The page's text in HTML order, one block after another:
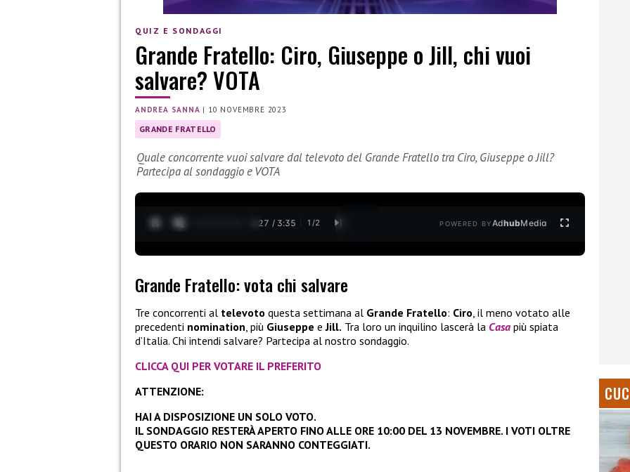
QUIZ E SONDAGGI
Grande Fratello: Ciro, Giuseppe o Jill, chi vuoi
salvare? VOTA
ANDREA SANNA | 10 NOVEMBRE 2023
GRANDE FRATELLO
Quale concorrente vuoi salvare dal televoto del Grande Fratello tra Ciro, Giuseppe o Jill?
Partecipa al sondaggio e VOTA
0:28 / 3:35 1 /2 POWERED BYAdhubMedia
Grande Fratello: vota chi salvare
Tre concorrenti al televoto questa settimana al Grande Fratello: Ciro, il meno votato alle
precedenti nomination, più Giuseppe eJill. Tra loro un inquilino lascerà la Casa più spiata
d’Italia. Chi intendi salvare? Partecipa al nostro sondaggio.
CLICCA QUI PER VOTARE IL PREFERITO
ATTENZIONE:
HAI A DISPOSIZIONE UN SOLO VOTO.
IL SONDAGGIO RESTERÀ APERTO FINO ALLE ORE 10:00 DEL 13 NOVEMBRE. I VOTI OLTRE
QUESTO ORARIO NON SARANNO CONTEGGIATI.